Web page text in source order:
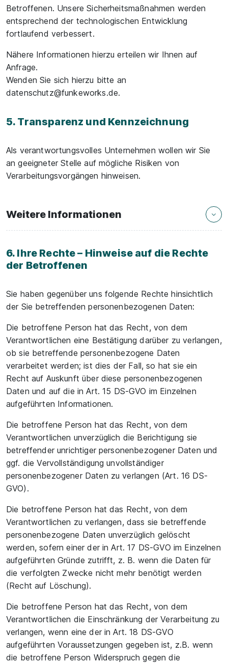
Betroffenen. Unsere Sicherheitsmaßnahmen werden
entsprechend der technologischen Entwicklung
fortlaufend verbessert.
Nähere Informationen hierzu erteilen wir Ihnen auf
Anfrage.
Wenden Sie sich hierzu bitte an
datenschutz@funkeworks.de.
5. Transparenz und Kennzeichnung
Als verantwortungsvolles Unternehmen wollen wir Sie
an geeigneter Stelle auf mögliche Risiken von
Verarbeitungsvorgängen hinweisen.
Weitere Informationen
6. Ihre Rechte – Hinweise auf die Rechte
der Betroffenen
Sie haben gegenüber uns folgende Rechte hinsichtlich
der Sie betreffenden personenbezogenen Daten:
Die betroffene Person hat das Recht, von dem
Verantwortlichen eine Bestätigung darüber zu verlangen,
ob sie betreffende personenbezogene Daten
verarbeitet werden; ist dies der Fall, so hat sie ein
Recht auf Auskunft über diese personenbezogenen
Daten und auf die in Art. 15 DS-GVO im Einzelnen
aufgeführten Informationen.
Die betroffene Person hat das Recht, von dem
Verantwortlichen unverzüglich die Berichtigung sie
betreffender unrichtiger personenbezogener Daten und
ggf. die Vervollständigung unvollständiger
personenbezogener Daten zu verlangen (Art. 16 DS-
GVO).
Die betroffene Person hat das Recht, von dem
Verantwortlichen zu verlangen, dass sie betreffende
personenbezogene Daten unverzüglich gelöscht
werden, sofern einer der in Art. 17 DS-GVO im Einzelnen
aufgeführten Gründe zutrifft, z. B. wenn die Daten für
die verfolgten Zwecke nicht mehr benötigt werden
(Recht auf Löschung).
Die betroffene Person hat das Recht, von dem
Verantwortlichen die Einschränkung der Verarbeitung zu
verlangen, wenn eine der in Art. 18 DS-GVO
aufgeführten Voraussetzungen gegeben ist, z.B. wenn
die betroffene Person Widerspruch gegen die